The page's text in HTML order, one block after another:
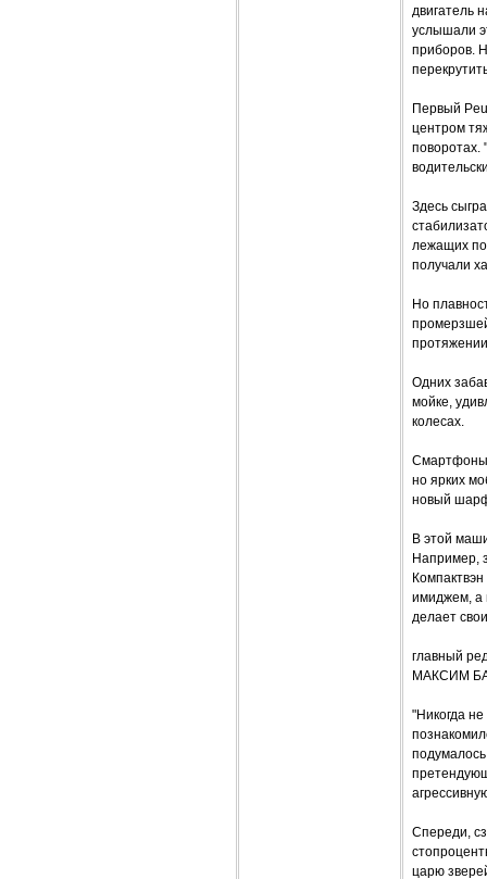
двигатель
услышали
приборов.
Первый
центром
поворотах.
Здесь
лежащих
получали
Но
Одних
мойке,
колесах.
Смартфоны
но ярких
новый
В этой
Например,
имиджем, а
делает
главный
МАКСИМ
"Никогда
Спереди,
царю